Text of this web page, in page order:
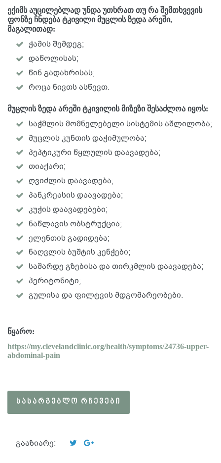
ექიმს აუცილებლად უნდა უთხრათ თუ რა შემთხვევის
ფონზე ჩნდება ტკივილი მუცლის ზედა არეში,
მაგალითად:
ჭამის შემდეგ;
დაწოლისას;
წინ გადახრისას;
როცა ნივთს ასწევთ.
მუცლის ზედა არეში ტკივილის მიზეზი შესაძლოა იყოს:
საჭმლის მომნელებელი სისტემის აშლილობა;
მუცლის კუნთის დაჭიმულობა;
პეპტიკური წყლულის დაავადება;
თიაქარი;
ღვიძლის დაავადება;
პანკრეასის დაავადება;
კუჭის დაავადებები;
ნაწლავის ობსტრუქცია;
ელენთის გადიდება;
ნაღვლის ბუშტის კენჭები;
საშარდე გზებისა და თირკმლის დაავადება;
პერიტონიტი;
გულისა და ფილტვის მდგომარეობები.
წყარო:
https://my.clevelandclinic.org/health/symptoms/24736-upper-
abdominal-pain
ᲡᲐᲡᲐᲠᲒᲔᲑᲚᲝ ᲠᲩᲔᲕᲔᲑᲘ
გააზიარე: